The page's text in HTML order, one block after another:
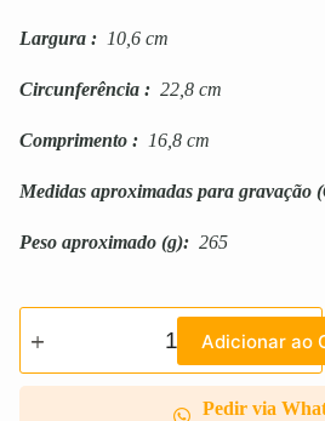
Largura : 10,6 cm
Circunferência : 22,8 cm
Comprimento : 16,8 cm
Medidas aproximadas para gravação
Peso aproximado (g): 265
Adicionar ao
Pedir via